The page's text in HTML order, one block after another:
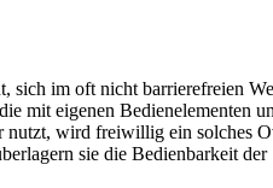
im oft nicht barrierefreien
mit eigenen Bedienelementen
wird freiwillig ein solches
sie die Bedienbarkeit